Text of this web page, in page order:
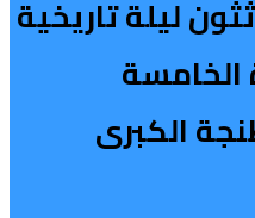
ليلة تاريخية
الخامسة
الكبرى